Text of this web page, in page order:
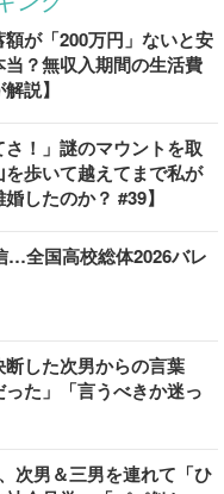
が「200万円」ないと安
？無収入期間の生活費
説】
さ！」謎のマウントを取
歩いて越えてまで私が
したのか？ #39】
…全国高校総体2026バレ
した次男からの言葉
った」「言うべきか迷っ
次男＆三男を連れて「ひ